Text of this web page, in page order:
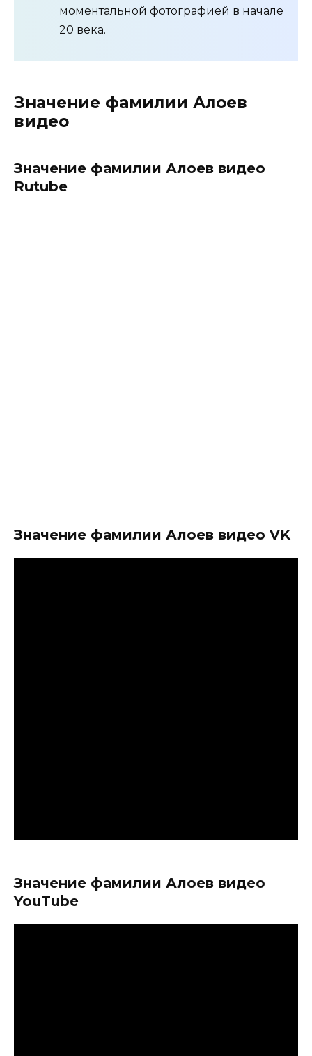
моментальной фотографией в начале
20 века.
Значение фамилии Алоев
видео
Значение фамилии Алоев видео
Rutube
Значение фамилии Алоев видео VK
Значение фамилии Алоев видео
YouTube